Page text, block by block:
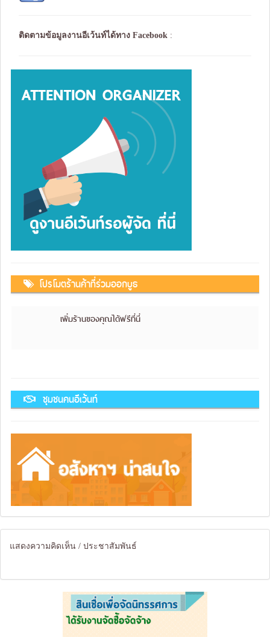
ติดตามข้อมูลงานอีเว้นท์ได้ทาง Facebook :
โปรโมตร้านค้าที่ร่วมออกบูธ
เพิ่มร้านของคุณได้ฟรีที่นี่
ชุมชนคนอีเว้นท์
แสดงความคิดเห็น / ประชาสัมพันธ์